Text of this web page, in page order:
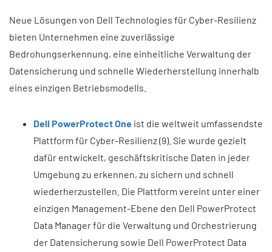
Neue Lösungen von Dell Technologies für Cyber-Resilienz
bieten Unternehmen eine zuverlässige
Bedrohungserkennung, eine einheitliche Verwaltung der
Datensicherung und schnelle Wiederherstellung innerhalb
eines einzigen Betriebsmodells.
Dell PowerProtect One ist die weltweit umfassendste
Plattform für Cyber-Resilienz (9). Sie wurde gezielt
dafür entwickelt, geschäftskritische Daten in jeder
Umgebung zu erkennen, zu sichern und schnell
wiederherzustellen. Die Plattform vereint unter einer
einzigen Management-Ebene den Dell PowerProtect
Data Manager für die Verwaltung und Orchestrierung
der Datensicherung sowie Dell PowerProtect Data